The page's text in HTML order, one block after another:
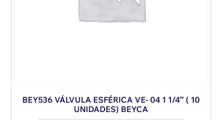
BEY536 VÁLVULA ESFÉRICA VE- 04 1 1/4″ ( 10
UNIDADES) BEYCA